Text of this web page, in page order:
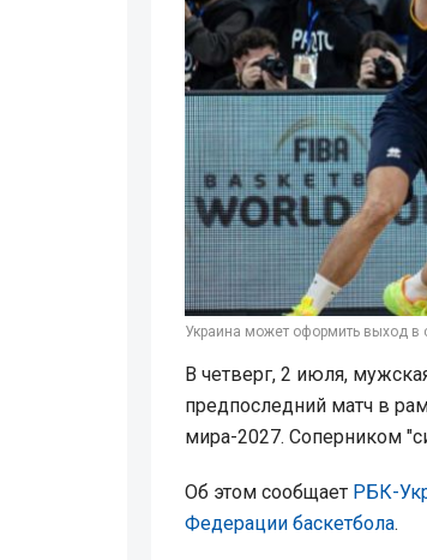
Украина может оформить выход
В четверг, 2 июля,
предпоследний матч в
мира-2027. Соперником
Об этом сообщает РБК-
Федерации баскетбола.